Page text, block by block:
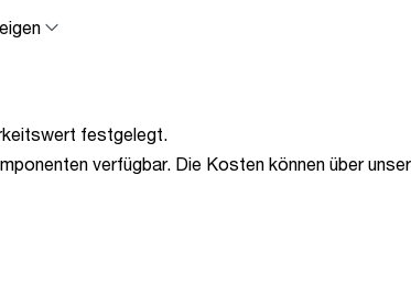
festgelegt.
verfügbar. Die Kosten können über